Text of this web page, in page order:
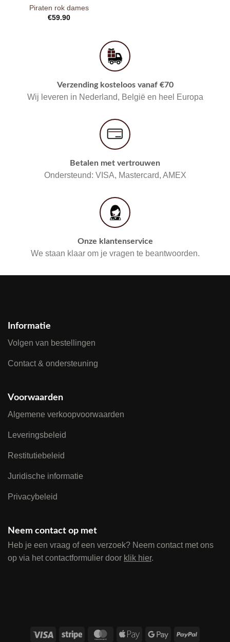
Piraten rok dames
€59.90
Verzending kosteloos vanaf €70
Wij leveren in Nederland, België en heel Europa
Betalen met vertrouwen
Ondersteund: VISA, Mastercard, AMEX
Onze klantenservice
We staan klaar om je vragen te beantwoorden.
Informatie
Volgen van bestellingen
Contact & ondersteuning
Voorwaarden
Algemene verkoopvoorwaarden
Leveringsbeleid
Restitutiebeleid
Juridische informatie
Privacybeleid
Neem contact op met
Heb je een vraag of een verzoek? Neem contact met ons
op via het contactformulier door klik hier.
Visa Stripe MasterCardApple
Google
PayPal